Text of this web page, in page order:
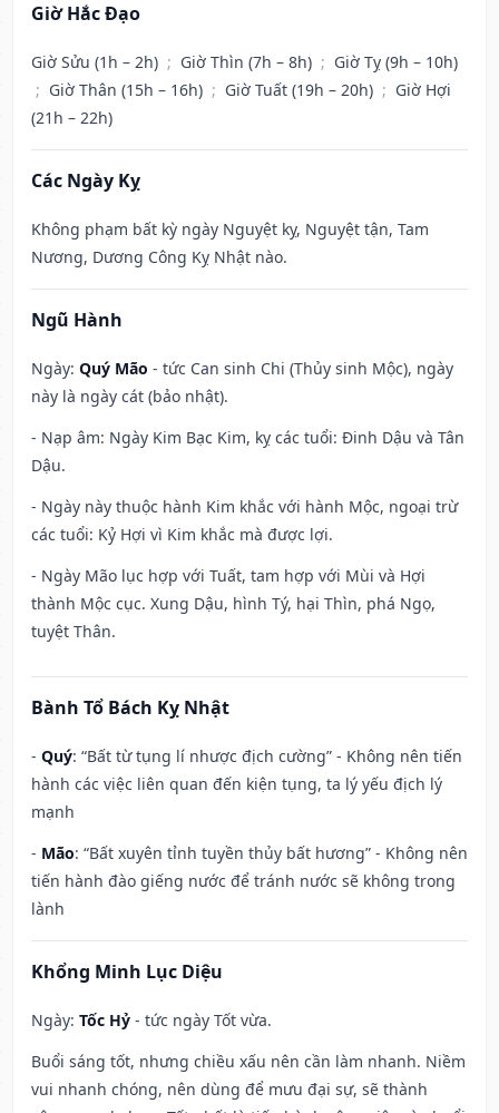
Giờ Hắc Đạo
Giờ Sửu (1h – 2h) ; Giờ Thìn (7h – 8h) ; Giờ Tỵ (9h – 10h)
; Giờ Thân (15h – 16h) ; Giờ Tuất (19h – 20h) ; Giờ Hợi
(21h – 22h)
Các Ngày Kỵ
Không phạm bất kỳ ngày Nguyệt kỵ, Nguyệt tận, Tam
Nương, Dương Công Kỵ Nhật nào.
Ngũ Hành
Ngày: Quý Mão - tức Can sinh Chi (Thủy sinh Mộc), ngày
này là ngày cát (bảo nhật).
- Nạp âm: Ngày Kim Bạc Kim, kỵ các tuổi: Đinh Dậu và Tân
Dậu.
- Ngày này thuộc hành Kim khắc với hành Mộc, ngoại trừ
các tuổi: Kỷ Hợi vì Kim khắc mà được lợi.
- Ngày Mão lục hợp với Tuất, tam hợp với Mùi và Hợi
thành Mộc cục. Xung Dậu, hình Tý, hại Thìn, phá Ngọ,
tuyệt Thân.
Bành Tổ Bách Kỵ Nhật
- Quý: “Bất từ tụng lí nhược địch cường” - Không nên tiến
hành các việc liên quan đến kiện tụng, ta lý yếu địch lý
mạnh
- Mão: “Bất xuyên tỉnh tuyền thủy bất hương” - Không nên
tiến hành đào giếng nước để tránh nước sẽ không trong
lành
Khổng Minh Lục Diệu
Ngày: Tốc Hỷ - tức ngày Tốt vừa.
Buổi sáng tốt, nhưng chiều xấu nên cần làm nhanh. Niềm
vui nhanh chóng, nên dùng để mưu đại sự, sẽ thành